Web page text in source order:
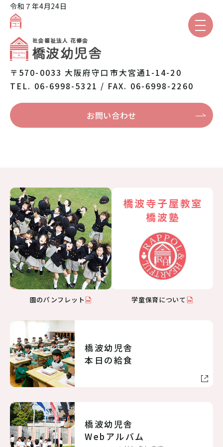
保育と教育
入園案内 保護者専用
トピックス 本日の給食
病児保育のご案内 交通アクセス
採用情報
個人情報保護方針
06-6998-5321
受付時間 7:00～20:00（平日）7:00～19:00（土曜）
令和７年4月24日
〒570-0033 大阪府守口市大宮通1-14-20
TEL. 06-6998-5321 / FAX. 06-6998-2260
お問い合わせ
園のパンフレット 学童保育について
橋波幼児舎
本日の給食
橋波幼児舎
Webアルバム